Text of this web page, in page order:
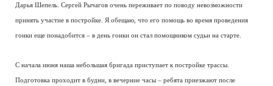
Дарья Шепель. Сергей Рычагов очень переживает по поводу невозможности
принять участие в постройке. Я обещаю, что его помощь во время проведения
гонки еще понадобится – в день гонки он стал помощником судьи на старте.
С начала июня наша небольшая бригада приступает к постройке трассы.
Подготовка проходит в будни, в вечерние часы – ребята приезжают после